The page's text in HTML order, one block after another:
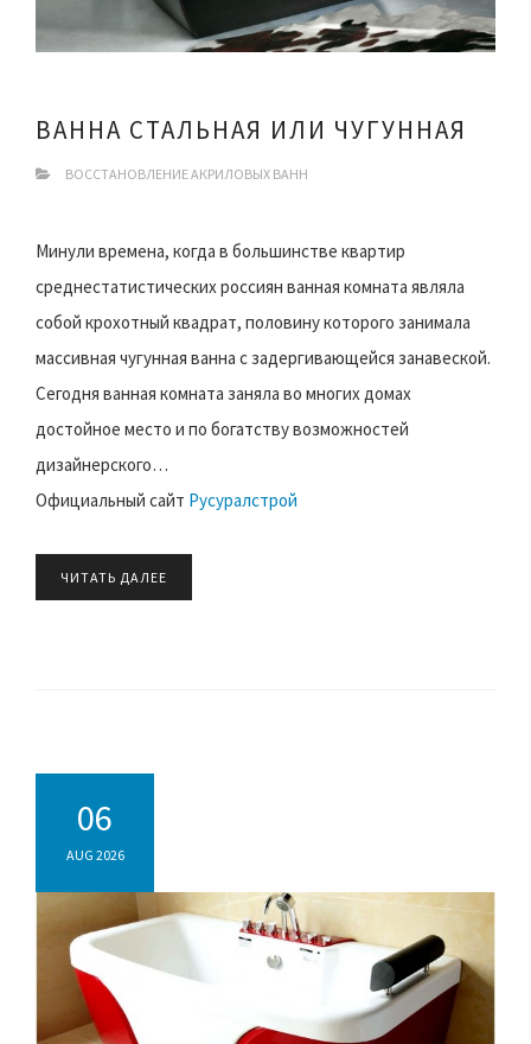
ВАННА СТАЛЬНАЯ ИЛИ ЧУГУННАЯ
ВОССТАНОВЛЕНИЕ АКРИЛОВЫХ ВАНН
Минули времена, когда в большинстве квартир
среднестатистических россиян ванная комната являла
собой крохотный квадрат, половину которого занимала
массивная чугунная ванна с задергивающейся занавеской.
Сегодня ванная комната заняла во многих домах
достойное место и по богатству возможностей
дизайнерского…
Официальный сайт Русуралстрой
ЧИТАТЬ ДАЛЕЕ
06
AUG 2026